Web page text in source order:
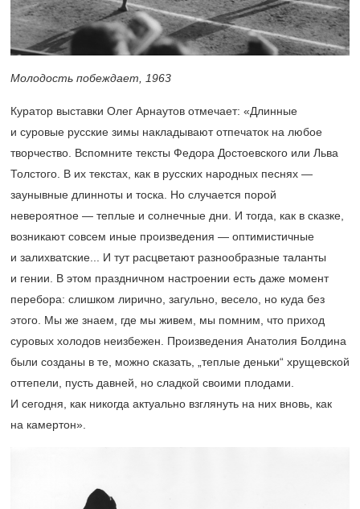
Молодость побеждает, 1963
Куратор выставки Олег Арнаутов отмечает: «Длинные
и суровые русские зимы накладывают отпечаток на любое
творчество. Вспомните тексты Федора Достоевского или Льва
Толстого. В их текстах, как в русских народных песнях —
заунывные длинноты и тоска. Но случается порой
невероятное — теплые и солнечные дни. И тогда, как в сказке,
возникают совсем иные произведения — оптимистичные
и залихватские... И тут расцветают разнообразные таланты
и гении. В этом праздничном настроении есть даже момент
перебора: слишком лирично, загульно, весело, но куда без
этого. Мы же знаем, где мы живем, мы помним, что приход
суровых холодов неизбежен. Произведения Анатолия Болдина
были созданы в те, можно сказать, „теплые деньки“ хрущевской
оттепели, пусть давней, но сладкой своими плодами.
И сегодня, как никогда актуально взглянуть на них вновь, как
на камертон».